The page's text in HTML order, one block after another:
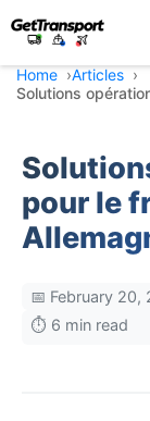
Home
Articles
Solutions
pour le
📅 February 20,
⏱️ 6 min read